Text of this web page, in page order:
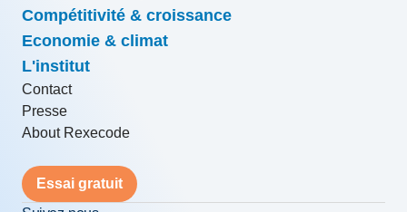
Compétitivité & croissance
Economie & climat
L'institut
Contact
Presse
About Rexecode
Essai gratuit